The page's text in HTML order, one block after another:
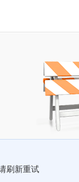
刷新重试